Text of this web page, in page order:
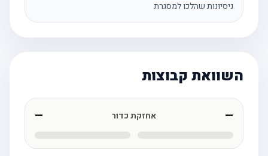
ניסיונות שהלכו למסגרת
השוואת קבוצות
אחזקת כדור